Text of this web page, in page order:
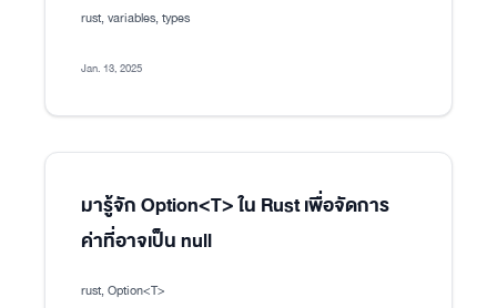
rust, variables, types
Jan. 13, 2025
มารู้จัก Option<T> ใน Rust เพื่อจัดการ
ค่าที่อาจเป็น null
rust, Option<T>